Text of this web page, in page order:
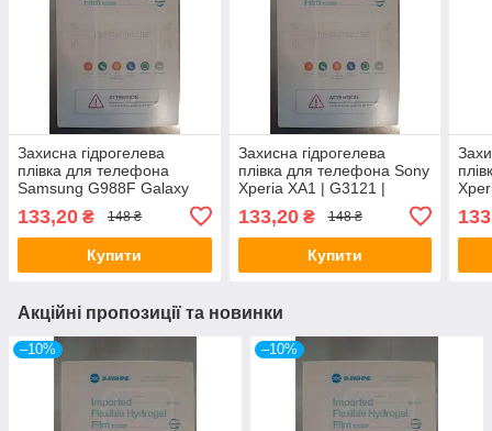
Захисна гідрогелева
плівка для телефона
Samsung G988F Galaxy
133,20 ₴ 148 ₴
Купити
Захисна гідрогелева
плівка для телефона Sony
Xperia XA1 | G3121 |
133,20₴ 148 ₴
Купити
Акційні пропозиції та новинки
–10% –10%